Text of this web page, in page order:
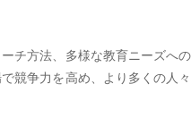
チ方法、多様な教育ニーズへ
競争力を高め、より多くの人